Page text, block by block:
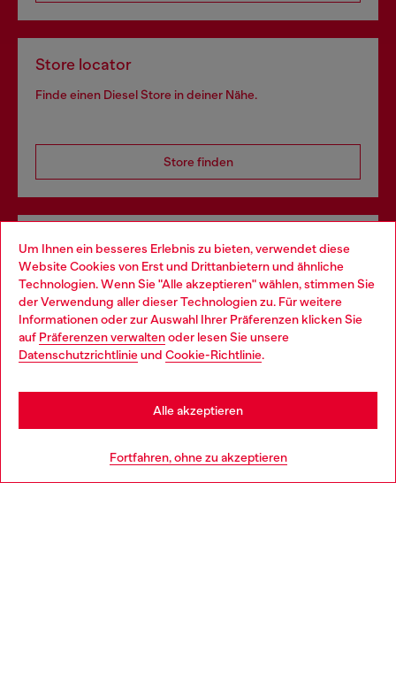
Um Ihnen ein besseres Erlebnis zu bieten, verwendet diese
Website Cookies von Erst und Drittanbietern und ähnliche
Technologien. Wenn Sie "Alle akzeptieren" wählen, stimmen Sie
der Verwendung aller dieser Technologien zu. Für weitere
Informationen oder zur Auswahl Ihrer Präferenzen klicken Sie
auf Präferenzen verwaltenoder lesen Sie unsere
Datenschutzrichtlinieund Cookie-Richtlinie.
Fortfahren, ohne zu akzeptieren
Alle akzeptieren
Store locator
Finde einen Diesel Store in deiner Nähe.
Store finden
Omnichannel-Services
Entdecke unser gesamtes Service-Angebot, online und
im Store.
Mehr erfahren
Choose your location
You are currently browsing Deutschland website, but it seems
you may be based in United States